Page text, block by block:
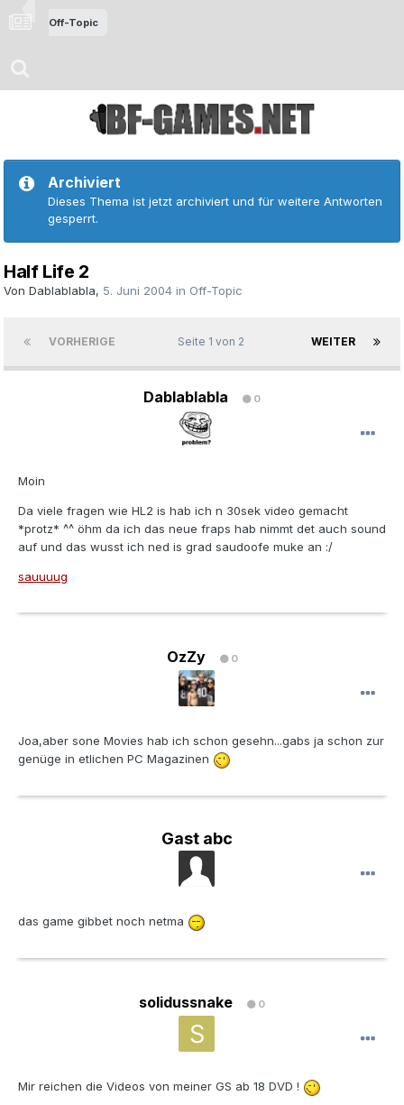
Off-Topic
Archiviert
Dieses Thema ist jetzt archiviert und für weitere Antworten
gesperrt.
Half Life 2
Von Dablablabla, 5. Juni 2004 in Off-Topic
VORHERIGE WEITER
Seite 1 von 2
Dablablabla 0
Moin
Da viele fragen wie HL2 is hab ich n 30sek video gemacht
*protz* ^^ öhm da ich das neue fraps hab nimmt det auch sound
auf und das wusst ich ned is grad saudoofe muke an :/
sauuuug
OzZy 0
Joa,aber sone Movies hab ich schon gesehn...gabs ja schon zur
genüge in etlichen PC Magazinen
Gast abc
das game gibbet noch netma
solidussnake 0
Mir reichen die Videos von meiner GS ab 18 DVD !